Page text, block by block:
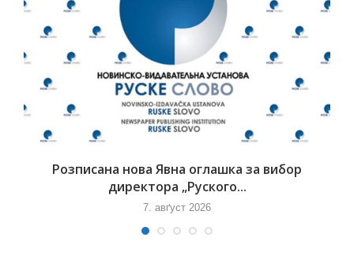
Розписана нова Явна оглашка за вибор
директора „Руского...
7. авґуст 2026